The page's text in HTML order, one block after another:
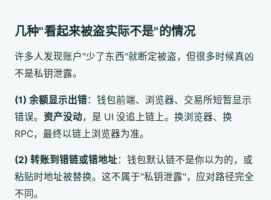
几种"看起来被盗实际不是"的情况
许多人发现账户"少了东西"就断定被盗，但很多时候真凶
不是私钥泄露。
(1) 余额显示出错：钱包前端、浏览器、交易所短暂显示
错误。 资产没动，是 UI 没追上链上。换浏览器、换
RPC，最终以链上浏览器为准。
(2) 转账到错链或错地址：钱包默认链不是你以为的，或
粘贴时地址被替换。这不属于"私钥泄露"，应对路径完全
不同。